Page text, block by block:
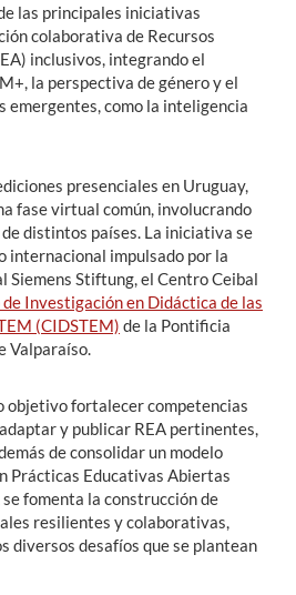
las principales iniciativas
colaborativa de Recursos
inclusivos, integrando el
la perspectiva de género y el
emergentes, como la inteligencia
presenciales en Uruguay,
fase virtual común, involucrando
distintos países. La iniciativa se
internacional impulsado por la
Siemens Stiftung, el Centro Ceibal
Investigación en Didáctica de las
(CIDSTEM) de la Pontificia
Valparaíso.
objetivo fortalecer competencias
y publicar REA pertinentes,
de consolidar un modelo
Prácticas Educativas Abiertas
fomenta la construcción de
resilientes y colaborativas,
diversos desafíos que se plantean